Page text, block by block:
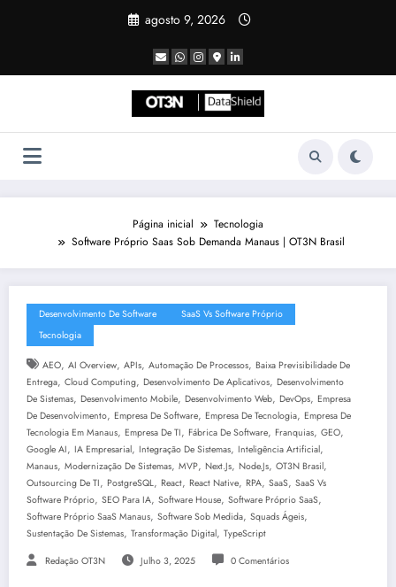
agosto 9, 2026
Página inicial
Tecnologia
Software Próprio Saas Sob Demanda Manaus | OT3N Brasil
Desenvolvimento De Software
SaaS Vs Software Próprio
Tecnologia
AEO, AI Overview, APIs, Automação De Processos, Baixa Previsibilidade De
Entrega, Cloud Computing, Desenvolvimento De Aplicativos, Desenvolvimento
De Sistemas, Desenvolvimento Mobile, Desenvolvimento Web, DevOps, Empresa
De Desenvolvimento, Empresa De Software, Empresa De Tecnologia, Empresa De
Tecnologia Em Manaus, Empresa De TI, Fábrica De Software, Franquias, GEO,
Google AI, IA Empresarial, Integração De Sistemas, Inteligência Artificial,
Manaus, Modernização De Sistemas, MVP, Next.js, Node.js, OT3N Brasil,
Outsourcing De TI, PostgreSQL, React, React Native, RPA, SaaS, SaaS Vs
Software Próprio, SEO Para IA, Software House, Software Próprio SaaS,
Software Próprio SaaS Manaus, Software Sob Medida, Squads Ágeis,
Sustentação De Sistemas, Transformação Digital, TypeScript
Redação OT3N Julho 3, 2025 0 Comentários